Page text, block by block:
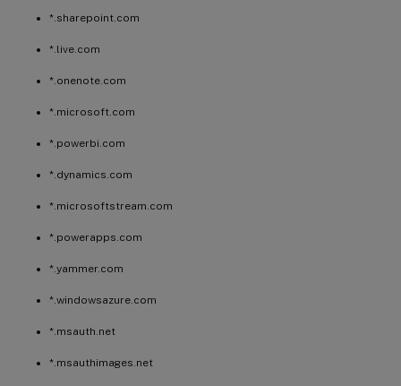
*.sharepoint.com
*.live.com
*.onenote.com
*.microsoft.com
*.powerbi.com
*.dynamics.com
*.microsoftstream.com
*.powerapps.com
*.yammer.com
*.windowsazure.com
*.msauth.net
*.msauthimages.net